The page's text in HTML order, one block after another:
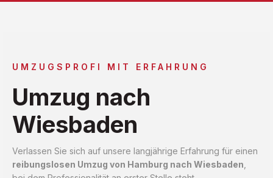
UMZUGSPROFI MIT ERFAHRUNG
Umzug nach
Wiesbaden
Verlassen Sie sich auf unsere langjährige Erfahrung für einen
reibungslosen Umzug von Hamburg nach Wiesbaden